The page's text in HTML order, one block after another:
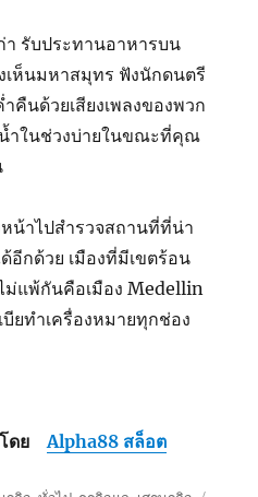
า รับประทานอาหารบน
เห็นมหาสมุทร ฟังนักดนตรี
คืนด้วยเสียงเพลงของพวก
ำในช่วงบ่ายในขณะที่คุณ
น้าไปสำรวจสถานที่ที่น่า
อีกด้วย เมืองที่มีเขตร้อน
ม่แพ้กันคือเมือง Medellin
ยทำเครื่องหมายทุกช่อง
โดยAlpha88 สล็อต